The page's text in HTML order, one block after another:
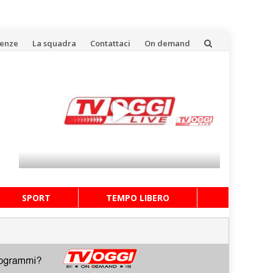
La squadra Contattaci On demand
SPORT TEMPO LIBERO